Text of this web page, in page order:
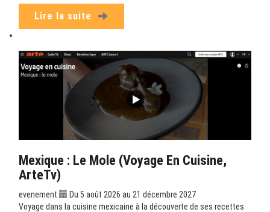
Lire la suite
Mexique : Le Mole (Voyage En Cuisine,
ArteTv)
evenement
Du 5 août 2026 au 21 décembre 2027
Voyage dans la cuisine mexicaine à la découverte de ses recettes